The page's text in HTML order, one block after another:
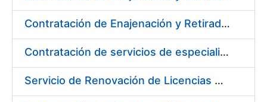
Contratación de Enajenación y Retirada de Chatarra de Hierro, Acero y Chapa de la RCM-FNMT
Contratación de servicios de especialistas técnicos en prevención y extinción de incendios para los centros de Madrid y Burgos de la FNMT-RCM
Servicio de Renovación de Licencias Adobe